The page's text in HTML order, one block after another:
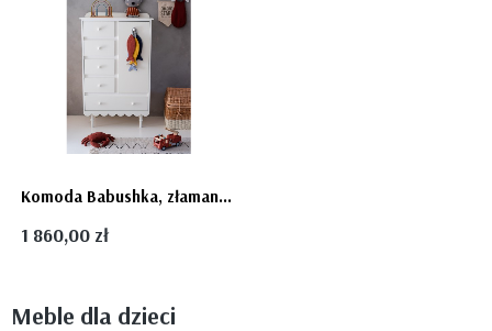
Komoda Babushka, złamana biel (White) biała dziecięca Babuszka - dostawa gratis
1 860,00 zł
Meble dla dzieci